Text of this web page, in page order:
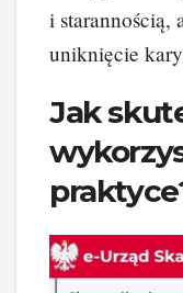
i starannością,
uniknięcie
Jak